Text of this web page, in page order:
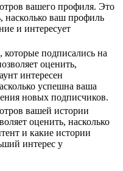
вашего профиля. Это
насколько ваш профиль
и интересует
которые подписались на
оценить,
интересен
успешна ваша
новых подписчиков.
вашей истории
оценить, насколько
и какие истории
интерес у